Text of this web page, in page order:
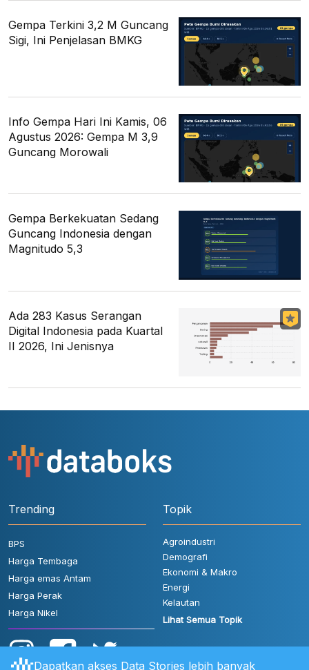
Gempa Terkini 3,2 M Guncang
Sigi, Ini Penjelasan BMKG
Info Gempa Hari Ini Kamis, 06
Agustus 2026: Gempa M 3,9
Guncang Morowali
Gempa Berkekuatan Sedang
Guncang Indonesia dengan
Magnitudo 5,3
Ada 283 Kasus Serangan
Digital Indonesia pada Kuartal
II 2026, Ini Jenisnya
Trending
BPS
Harga Tembaga
Harga emas Antam
Harga Perak
Harga Nikel
Topik
Agroindustri
Demografi
Ekonomi & Makro
Energi
Kelautan
Lihat Semua Topik
Dapatkan akses Data Stories lebih banyak